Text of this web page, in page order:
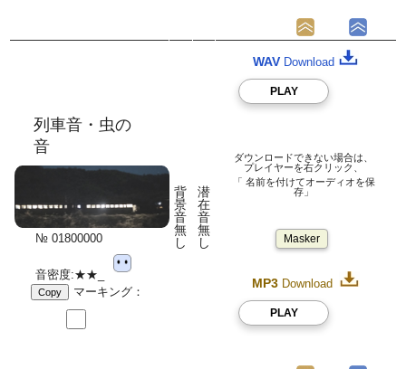
列車音・虫の
音
№ 01800000
音密度:★★_
Copy マーキング：
背
景
音
無
し
潜
在
音
無
し
WAV Download
PLAY
ダウンロードできない場合は、
プレイヤーを右クリック、
「 名前を付けてオーディオを保
存」
Masker
MP3 Download
PLAY